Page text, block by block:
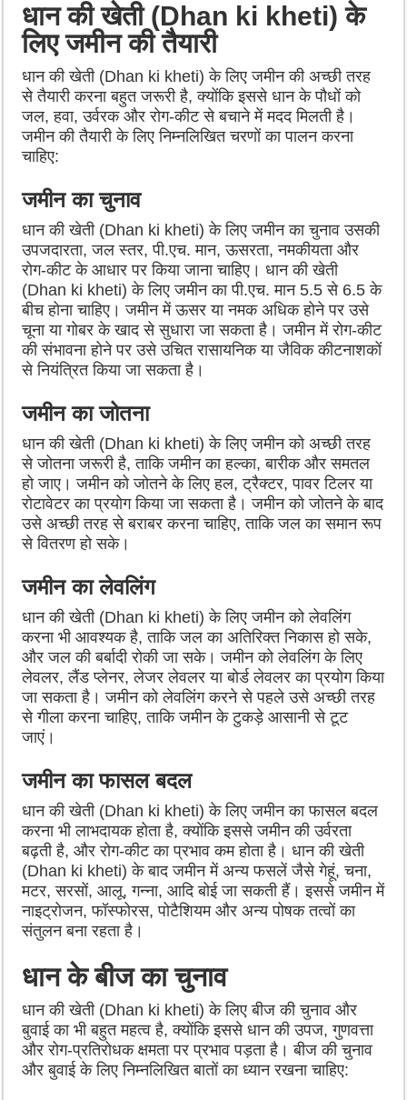
धान की खेती (Dhan ki kheti) के
लिए जमीन की तैयारी
धान की खेती (Dhan ki kheti) के लिए जमीन की अच्छी तरह
से तैयारी करना बहुत जरूरी है, क्योंकि इससे धान के पौधों को
जल, हवा, उर्वरक और रोग-कीट से बचाने में मदद मिलती है।
जमीन की तैयारी के लिए निम्नलिखित चरणों का पालन करना
चाहिए:
जमीन का चुनाव
धान की खेती (Dhan ki kheti) के लिए जमीन का चुनाव उसकी
उपजदारता, जल स्तर, पी.एच. मान, ऊसरता, नमकीयता और
रोग-कीट के आधार पर किया जाना चाहिए। धान की खेती
(Dhan ki kheti) के लिए जमीन का पी.एच. मान 5.5 से 6.5 के
बीच होना चाहिए। जमीन में ऊसर या नमक अधिक होने पर उसे
चूना या गोबर के खाद से सुधारा जा सकता है। जमीन में रोग-कीट
की संभावना होने पर उसे उचित रासायनिक या जैविक कीटनाशकों
से नियंत्रित किया जा सकता है।
जमीन का जोतना
धान की खेती (Dhan ki kheti) के लिए जमीन को अच्छी तरह
से जोतना जरूरी है, ताकि जमीन का हल्का, बारीक और समतल
हो जाए। जमीन को जोतने के लिए हल, ट्रैक्टर, पावर टिलर या
रोटावेटर का प्रयोग किया जा सकता है। जमीन को जोतने के बाद
उसे अच्छी तरह से बराबर करना चाहिए, ताकि जल का समान रूप
से वितरण हो सके।
जमीन का लेवलिंग
धान की खेती (Dhan ki kheti) के लिए जमीन को लेवलिंग
करना भी आवश्यक है, ताकि जल का अतिरिक्त निकास हो सके,
और जल की बर्बादी रोकी जा सके। जमीन को लेवलिंग के लिए
लेवलर, लैंड प्लेनर, लेजर लेवलर या बोर्ड लेवलर का प्रयोग किया
जा सकता है। जमीन को लेवलिंग करने से पहले उसे अच्छी तरह
से गीला करना चाहिए, ताकि जमीन के टुकड़े आसानी से टूट
जाएं।
जमीन का फासल बदल
धान की खेती (Dhan ki kheti) के लिए जमीन का फासल बदल
करना भी लाभदायक होता है, क्योंकि इससे जमीन की उर्वरता
बढ़ती है, और रोग-कीट का प्रभाव कम होता है। धान की खेती
(Dhan ki kheti) के बाद जमीन में अन्य फसलें जैसे गेहूं, चना,
मटर, सरसों, आलू, गन्ना, आदि बोई जा सकती हैं। इससे जमीन में
नाइट्रोजन, फॉस्फोरस, पोटैशियम और अन्य पोषक तत्वों का
संतुलन बना रहता है।
धान के बीज का चुनाव
धान की खेती (Dhan ki kheti) के लिए बीज की चुनाव और
बुवाई का भी बहुत महत्व है, क्योंकि इससे धान की उपज, गुणवत्ता
और रोग-प्रतिरोधक क्षमता पर प्रभाव पड़ता है। बीज की चुनाव
और बुवाई के लिए निम्नलिखित बातों का ध्यान रखना चाहिए: